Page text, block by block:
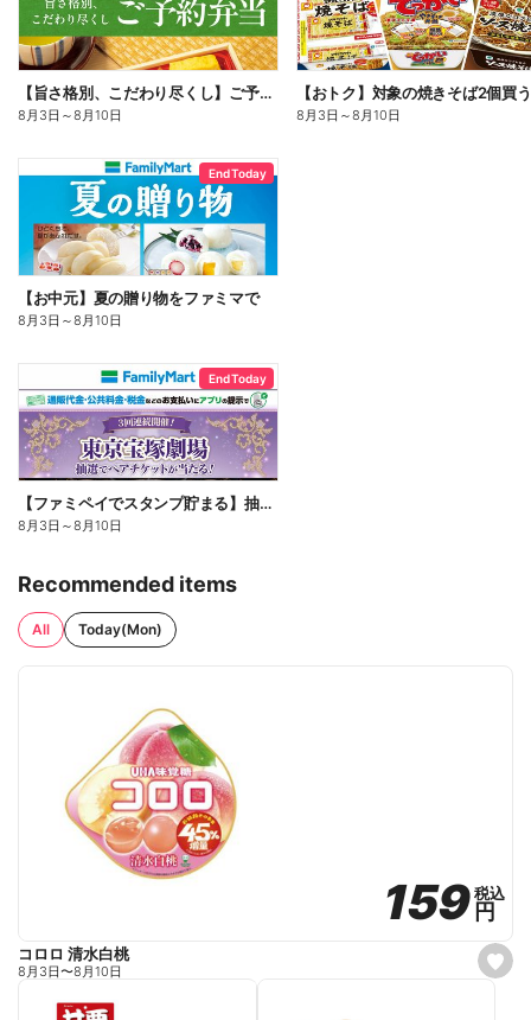
【旨さ格別、こだわり尽くし】ご予約弁当
8月3日 ～8月10日 8月3日 ～8月10日
End Today
【お中元】夏の贈り物をファミマで
8月3日 ～8月10日
End Today
【ファミペイでスタンプ貯まる】抽選でペアチケットが当たる!
8月3日 ～8月10日
Recommended items
All Today(Mon)
s
e
159
159税込
税込
円
円
コロロ 清水白桃
8月3日〜8月10日